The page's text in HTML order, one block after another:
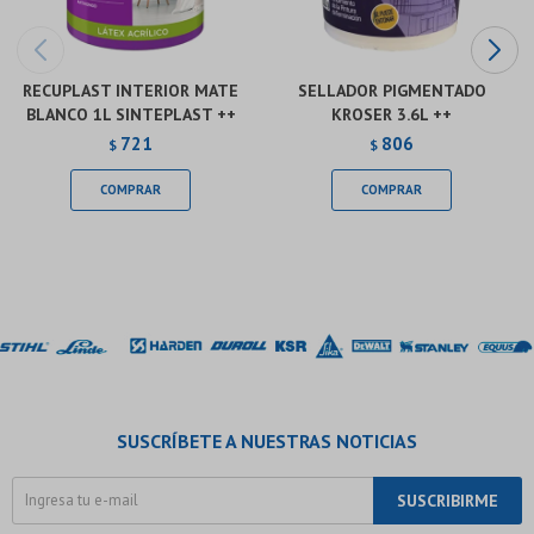
RECUPLAST INTERIOR MATE
BLANCO 1L SINTEPLAST ++
$ 721
SELLADOR PIGMENTADO
KROSER 3.6L ++
$ 806
SUSCRÍBETE A NUESTRAS NOTICIAS
SUSCRIBIRME